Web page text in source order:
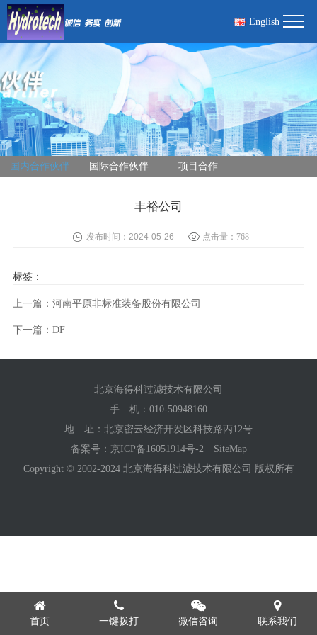
English
国内合作伙伴 国际合作伙伴 项目合作
丰裕公司
发布时间：2024-05-26 点击量： 768
标签：
上一篇：河南平原非标准装备股份有限公司
下一篇：DF
北京海得科过滤技术有限公司
手 机： 010-50948160
地 址：北京密云经济开发区科技路丙12号
备案号： 京ICP备16051914号-2
SiteMap
Copyright © 2002-2024 北京海得科过滤技术有限公司 版权所有
首页 一键拨打 微信咨询 联系我们